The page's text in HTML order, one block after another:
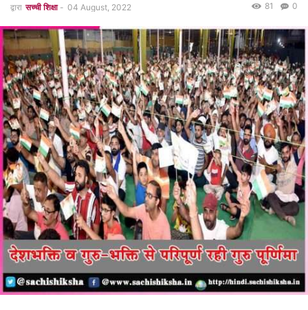
द्वारा सच्ची शिक्षा - 04 August, 2022 0
81